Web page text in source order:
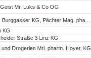
Mr. Luks & Co OG
KG
Straße 3 Linz KG
Drogerien Mri. pharm. Hoyer, KG